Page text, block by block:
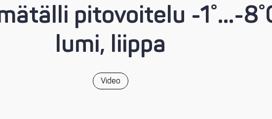
pitovoitelu -1˚…-
lumi, liippa
Video